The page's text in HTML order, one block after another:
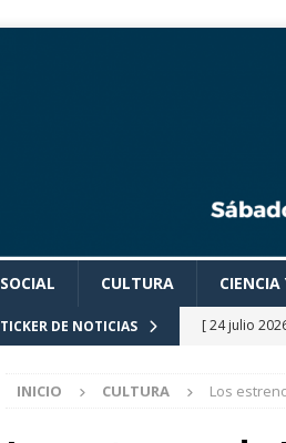
SOCIAL CULTURA CIENCIA
TICKER DE NOTICIAS [ 24 julio
[ 24 julio
INICIO CULTURA Los